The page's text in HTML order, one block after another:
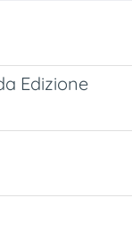
Edizione